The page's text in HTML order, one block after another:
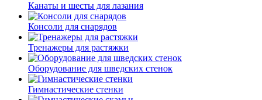
Канаты и шесты для лазания
Консоли для снарядов
Тренажеры для растяжки
Оборудование для шведских стенок
Гимнастические стенки